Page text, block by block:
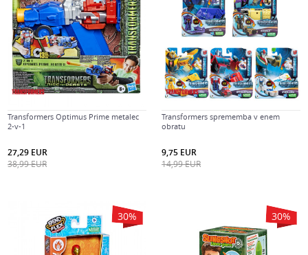
Transformers Optimus Prime metalec
2-v-1
27,29 EUR
38,99EUR
Transformers sprememba v enem
obratu
9,75 EUR
14,99EUR
30% 30%